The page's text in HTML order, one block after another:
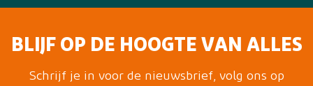
BLIJF OP DE HOOGTE VAN ALLES
Schrijf je in voor de nieuwsbrief, volg ons op